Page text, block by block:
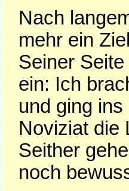
Nach
mehr ein
Seiner
ein: Ich
und ging
Noviziat die
Seither
noch